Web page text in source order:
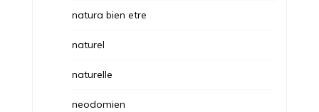
natura bien etre
naturel
naturelle
neodomien